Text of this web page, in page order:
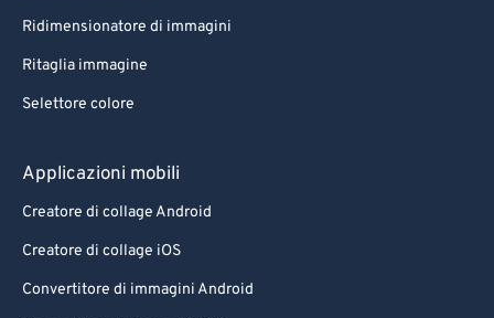
Ridimensionatore di immagini
Ritaglia immagine
Selettore colore
Applicazioni mobili
Creatore di collage Android
Creatore di collage iOS
Convertitore di immagini Android